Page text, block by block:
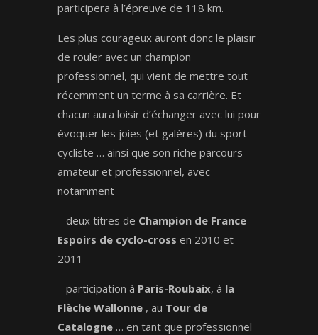
participera à l’épreuve de 118 km.
Les plus courageux auront donc le plaisir
de rouler avec un champion
professionnel, qui vient de mettre tout
récemment un terme à sa carrière. Et
chacun aura loisir d’échanger avec lui pour
évoquer les joies (et galères) du sport
cycliste … ainsi que son riche parcours
amateur et professionnel, avec
notamment
– deux titres de Champion de France
Espoirs de cyclo-cross en 2010 et
2011
– participation à Paris-Roubaix, à la
Flèche Wallonne, au Tour de
Catalogne… en tant que professionnel